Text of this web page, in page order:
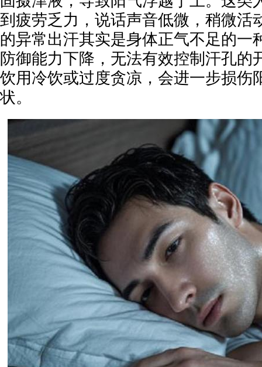
到疲劳乏力，说话声音低微，稍微活
的异常出汗其实是身体正气不足的一
防御能力下降，无法有效控制汗孔的
饮用冷饮或过度贪凉，会进一步损伤
状。